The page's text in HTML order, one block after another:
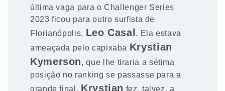
última vaga para o Challenger Series
2023 ficou para outro surfista de
Florianópolis, Leo Casal. Ela estava
ameaçada pelo capixaba Krystian
Kymerson, que lhe tiraria a sétima
posição no ranking se passasse para a
grande final. Krystian fez, talvez, a